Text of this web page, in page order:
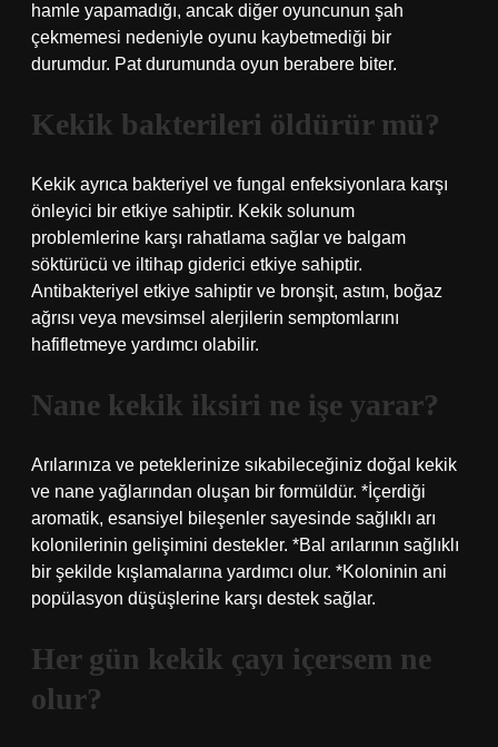
hamle yapamadığı, ancak diğer oyuncunun şah
çekmemesi nedeniyle oyunu kaybetmediği bir
durumdur. Pat durumunda oyun berabere biter.
Kekik bakterileri öldürür mü?
Kekik ayrıca bakteriyel ve fungal enfeksiyonlara karşı
önleyici bir etkiye sahiptir. Kekik solunum
problemlerine karşı rahatlama sağlar ve balgam
söktürücü ve iltihap giderici etkiye sahiptir.
Antibakteriyel etkiye sahiptir ve bronşit, astım, boğaz
ağrısı veya mevsimsel alerjilerin semptomlarını
hafifletmeye yardımcı olabilir.
Nane kekik iksiri ne işe yarar?
Arılarınıza ve peteklerinize sıkabileceğiniz doğal kekik
ve nane yağlarından oluşan bir formüldür. *İçerdiği
aromatik, esansiyel bileşenler sayesinde sağlıklı arı
kolonilerinin gelişimini destekler. *Bal arılarının sağlıklı
bir şekilde kışlamalarına yardımcı olur. *Koloninin ani
popülasyon düşüşlerine karşı destek sağlar.
Her gün kekik çayı içersem ne
olur?